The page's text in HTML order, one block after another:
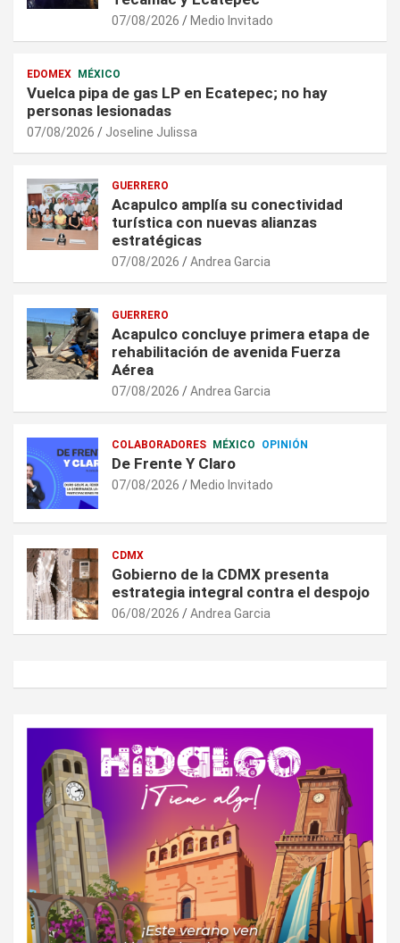
07/08/2026 Medio Invitado
EDOMEX MÉXICO
Vuelca pipa de gas LP en Ecatepec; no hay
personas lesionadas
07/08/2026 Joseline Julissa
GUERRERO
Acapulco amplía su conectividad
turística con nuevas alianzas
estratégicas
07/08/2026 Andrea Garcia
GUERRERO
Acapulco concluye primera etapa de
rehabilitación de avenida Fuerza
Aérea
07/08/2026 Andrea Garcia
COLABORADORES MÉXICO OPINIÓN
De Frente Y Claro
07/08/2026 Medio Invitado
CDMX
Gobierno de la CDMX presenta
estrategia integral contra el despojo
06/08/2026 Andrea Garcia